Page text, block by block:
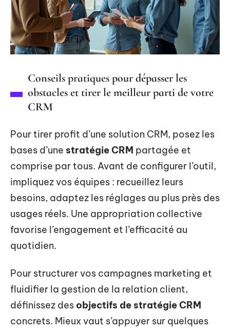
Conseils pratiques pour dépasser les
obstacles et tirer le meilleur parti de votre
CRM
Pour tirer profit d’une solution CRM, posez les
bases d’une stratégie CRM partagée et
comprise par tous. Avant de configurer l’outil,
impliquez vos équipes : recueillez leurs
besoins, adaptez les réglages au plus près des
usages réels. Une appropriation collective
favorise l’engagement et l’efficacité au
quotidien.
Pour structurer vos campagnes marketing et
fluidifier la gestion de la relation client,
définissez des objectifs de stratégie CRM
concrets. Mieux vaut s’appuyer sur quelques